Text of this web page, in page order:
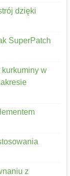
dzięki
SuperPatch
w
z